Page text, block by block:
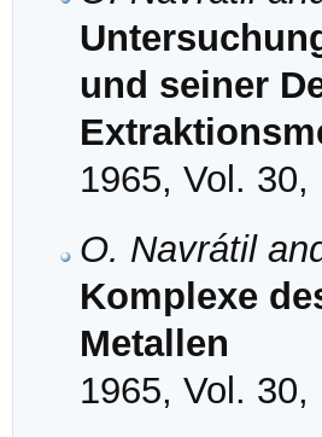
und seiner
1965, Vol.
O. Navrátil
Komplexe
Metallen
1965, Vol.